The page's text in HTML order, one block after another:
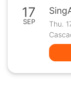
17
SEP
Thu.